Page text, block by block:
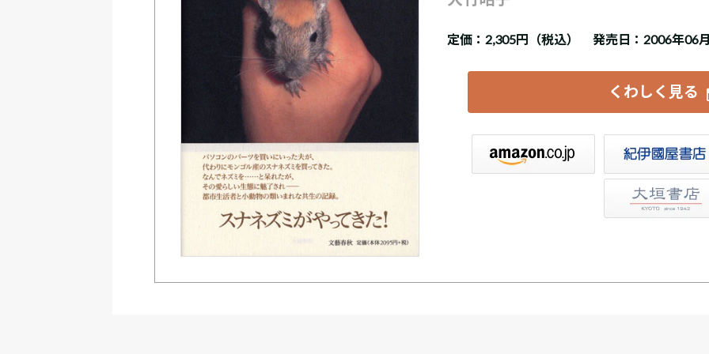
定価： 2,305円（税込） 発売日：2006年06
くわしく見る
Amazon 紀伊國屋書店ウェブストア